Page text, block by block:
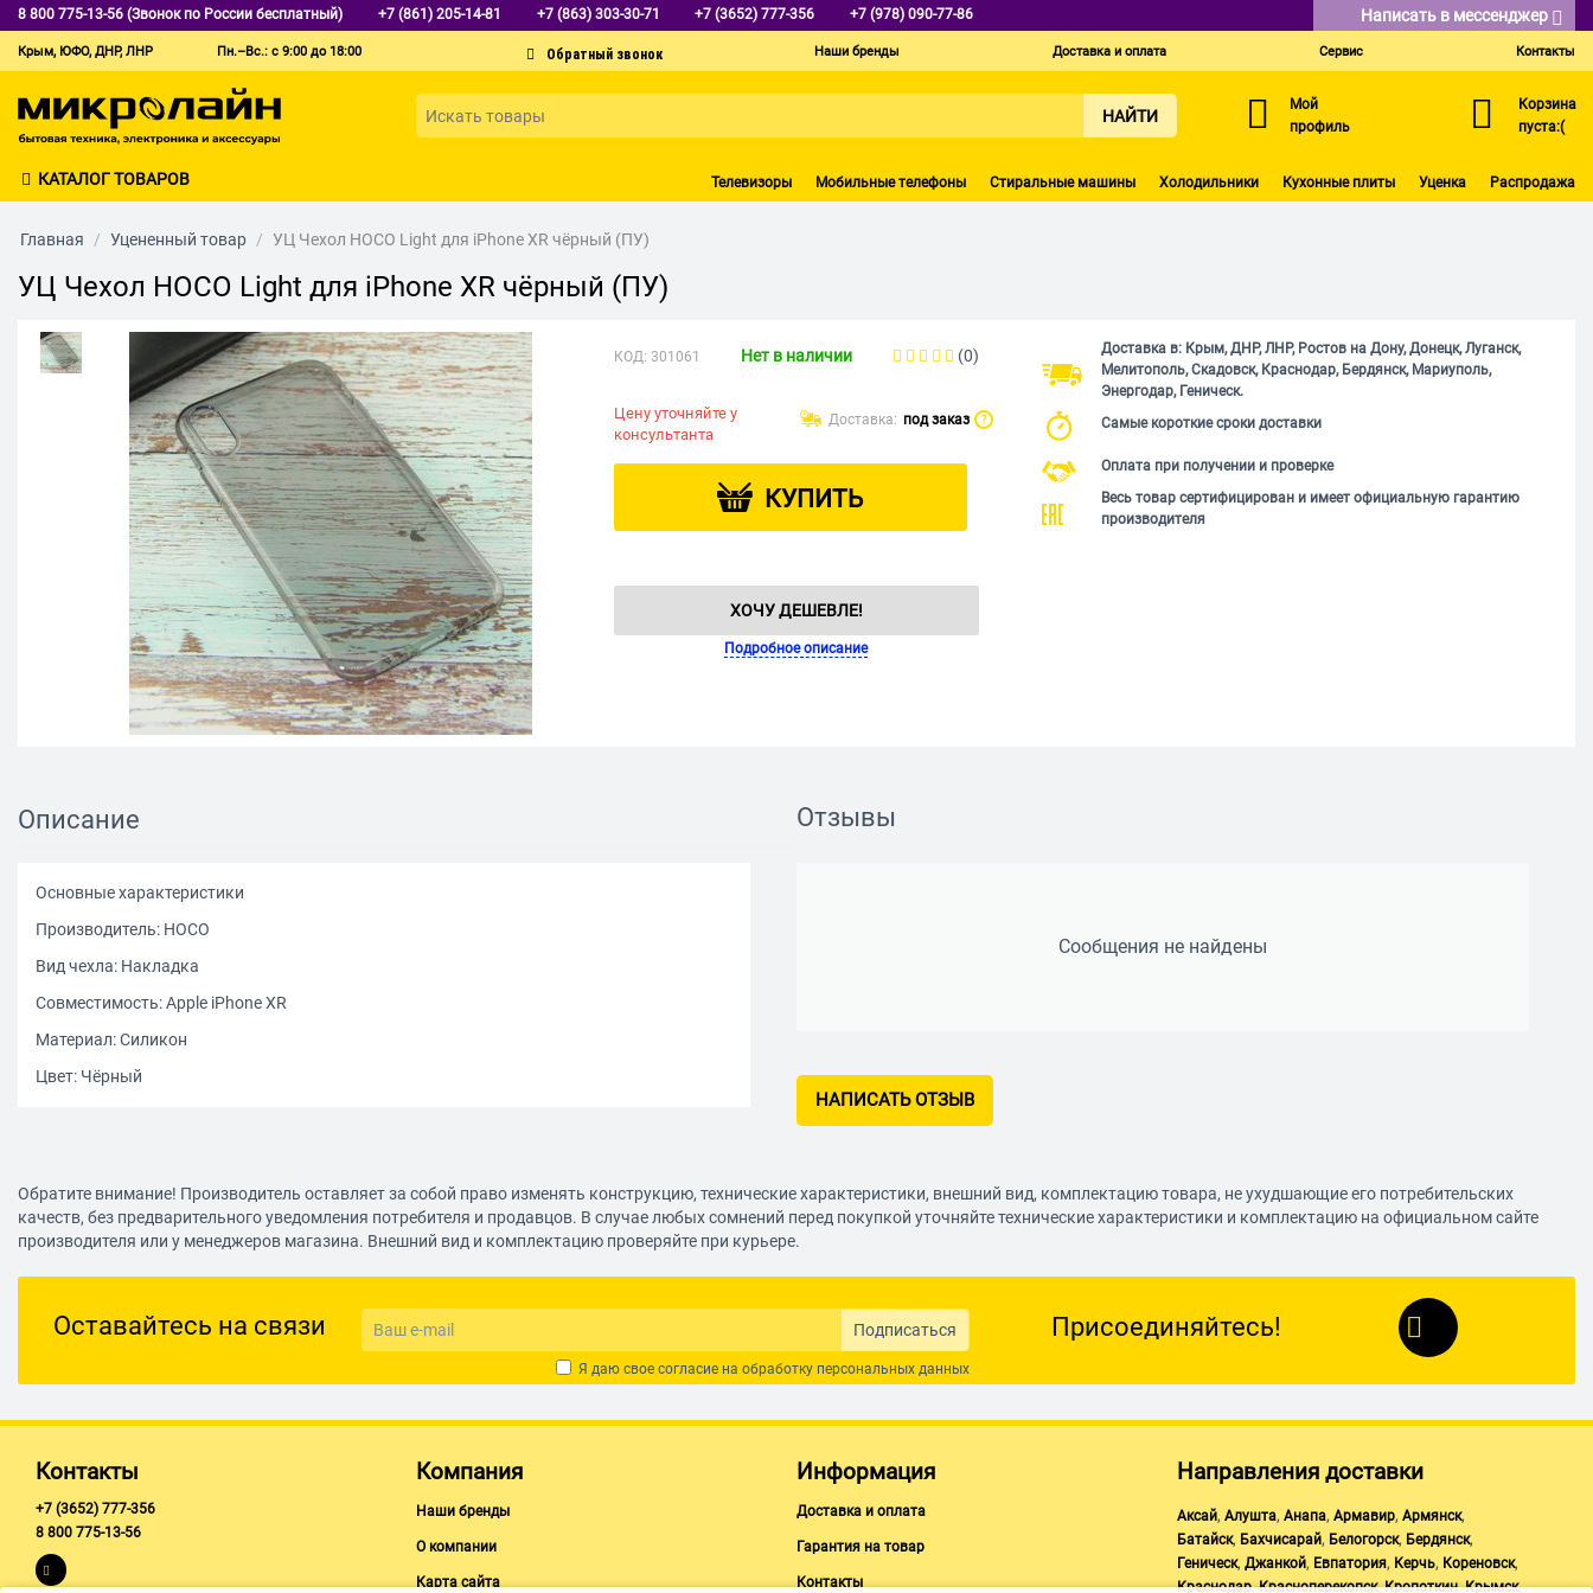
8 800 775-13-56 (Звонок по России бесплатный) +7 (861) 205-14-81 +7 (863) 303-30-71 +7 (3652) 777-356 +7 (978) 090-77-86 Написать в мессенджер
Крым, ЮФО, ДНР, ЛНР Пн.–Вс.: с 9:00 до 18:00 Наши бренды Доставка и оплата Сервис Контакты
НАЙТИ
Мой
профиль
Корзина
пуста:(
КАТАЛОГ ТОВАРОВ Телевизоры Мобильные телефоны Стиральные машины Холодильники Кухонные плиты Уценка Распродажа
Главная / Уцененный товар / УЦ Чехол HOCO Light для iPhone XR чёрный (ПУ)
УЦ Чехол HOCO Light для iPhone XR чёрный (ПУ)
КОД: 301061 Нет в наличии (0)
Цену уточняйте у
консультанта
Доставка: под заказ ?
КУПИТЬ
ХОЧУ ДЕШЕВЛЕ!
Подробное описание
Доставка в: Крым, ДНР, ЛНР, Ростов на Дону, Донецк, Луганск,
Мелитополь, Скадовск, Краснодар, Бердянск, Мариуполь,
Энергодар, Геническ.
Самые короткие сроки доставки
Оплата при получении и проверке
Весь товар сертифицирован и имеет официальную гарантию
производителя
Описание
Основные характеристики
Производитель: HOCO
Вид чехла: Накладка
Совместимость: Apple iPhone XR
Материал: Силикон
Цвет: Чёрный
Отзывы
Сообщения не найдены
НАПИСАТЬ ОТЗЫВ
Обратите внимание! Производитель оставляет за собой право изменять конструкцию, технические характеристики, внешний вид, комплектацию товара, не ухудшающие его потребительских
качеств, без предварительного уведомления потребителя и продавцов. В случае любых сомнений перед покупкой уточняйте технические характеристики и комплектацию на официальном сайте
производителя или у менеджеров магазина. Внешний вид и комплектацию проверяйте при курьере.
Оставайтесь на связи Подписаться
Я даю свое согласие на обработку персональных данных
Присоединяйтесь!
Контакты
+7 (3652) 777-356
8 800 775-13-56
Компания
Наши бренды
О компании
Карта сайта
Информация
Доставка и оплата
Гарантия на товар
Контакты
Направления доставки
Аксай, Алушта, Анапа, Армавир, Армянск,
Батайск, Бахчисарай, Белогорск, Бердянск,
Геническ, Джанкой, Евпатория, Керчь, Кореновск,
Краснодар,Красноперекопск,Кропоткин,Крымск,